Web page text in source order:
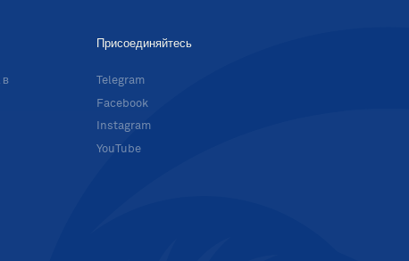
в
Присоединяйтесь
Telegram
Facebook
Instagram
YouTube